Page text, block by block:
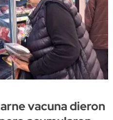
vacuna dieron